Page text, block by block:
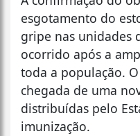
esgotamento do
gripe nas unidades
ocorrido após a
toda a população.
chegada de uma
distribuídas pelo
imunização.